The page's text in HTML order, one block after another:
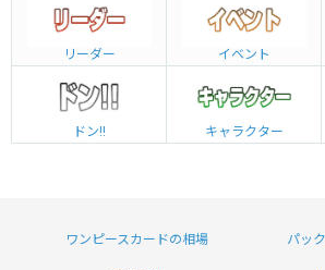
リーダー イベント
ドン!! キャラクター
ワンピースカードの相場 パッ